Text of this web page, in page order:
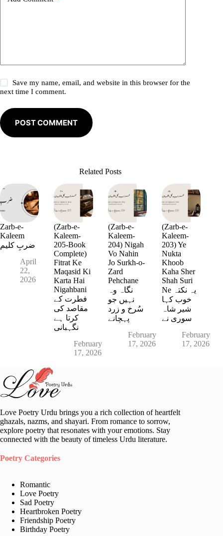
Save my name, email, and website in this browser for the
next time I comment.
POST COMMENT
Related Posts
Zarb-e-
Kaleem
ضربِ کلیم
April
22,
2026
(Zarb-e-
Kaleem-
205-Book
Complete)
Fitrat Ke
Maqasid Ki
Karta Hai
Nigahbani
فطرت کے
مقاصد کی
کرتا ہے
نگہبانی
February
17, 2026
(Zarb-e-
Kaleem-
204) Nigah
Vo Nahin
Jo Surkh-o-
Zard
Pehchane
نگاہ وہ
نہیں جو
سُرخ و زرد
پہچانے
February
17, 2026
(Zarb-e-
Kaleem-
203) Ye
Nukta
Khoob
Kaha Sher
Shah Suri
Ne یہ نکتہ
خوب کہا
شیر شاہ
سوری نے
February
17, 2026
Love Poetry Urdu brings you a rich collection of heartfelt
ghazals, nazms, and shayari. From romance to sorrow,
explore poetry that resonates with your emotions. Stay
connected with the beauty of timeless Urdu literature.
Poetry Categories
Romantic
Love Poetry
Sad Poetry
Heartbroken Poetry
Friendship Poetry
Birthday Poetry